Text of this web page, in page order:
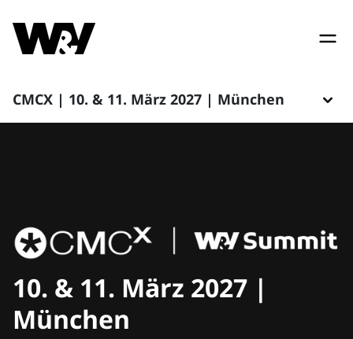
CMCX | 10. & 11. März 2027 | München
10. & 11. März 2027 |
München